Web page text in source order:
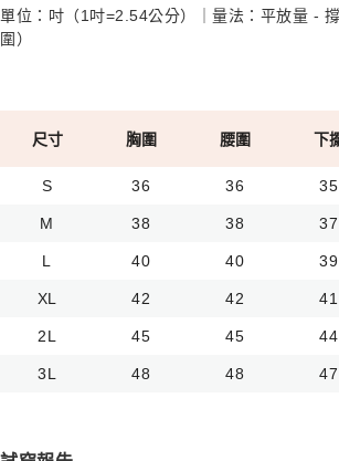
單位：吋（1吋=2.54公分）｜量法：平放量 -
圍）
尺寸 胸圍 腰圍 下
S 36 36 35
M 38 38 37
L 40 40 39
XL 42 42 41
2L 45 45 44
3L 48 48 47